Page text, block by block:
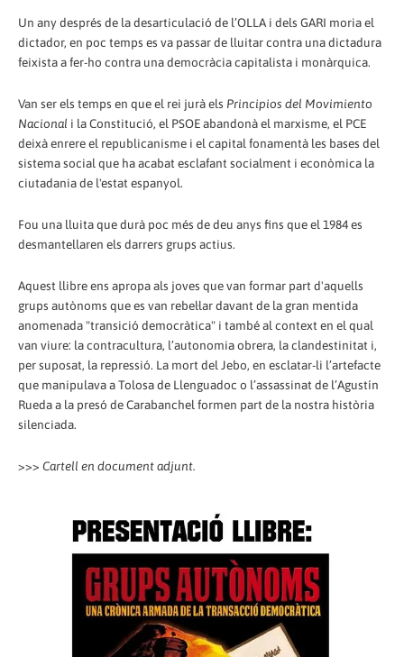
Un any després de la desarticulació de l’OLLA i dels GARI moria el
dictador, en poc temps es va passar de lluitar contra una dictadura
feixista a fer-ho contra una democràcia capitalista i monàrquica.
Van ser els temps en que el rei jurà els Principios del Movimiento
Nacional i la Constitució, el PSOE abandonà el marxisme, el PCE
deixà enrere el republicanisme i el capital fonamentà les bases del
sistema social que ha acabat esclafant socialment i econòmica la
ciutadania de l'estat espanyol.
Fou una lluita que durà poc més de deu anys fins que el 1984 es
desmantellaren els darrers grups actius.
Aquest llibre ens apropa als joves que van formar part d'aquells
grups autònoms que es van rebel·lar davant de la gran mentida
anomenada "transició democràtica" i també al context en el qual
van viure: la contracultura, l’autonomia obrera, la clandestinitat i,
per suposat, la repressió. La mort del Jebo, en esclatar-li l’artefacte
que manipulava a Tolosa de Llenguadoc o l’assassinat de l’Agustín
Rueda a la presó de Carabanchel formen part de la nostra història
silenciada.
>>> Cartell en document adjunt.